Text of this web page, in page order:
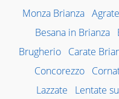
Monza Brianza
Besana in Brianza
Brugherio Carate
Concorezzo
Lazzate
Lentate